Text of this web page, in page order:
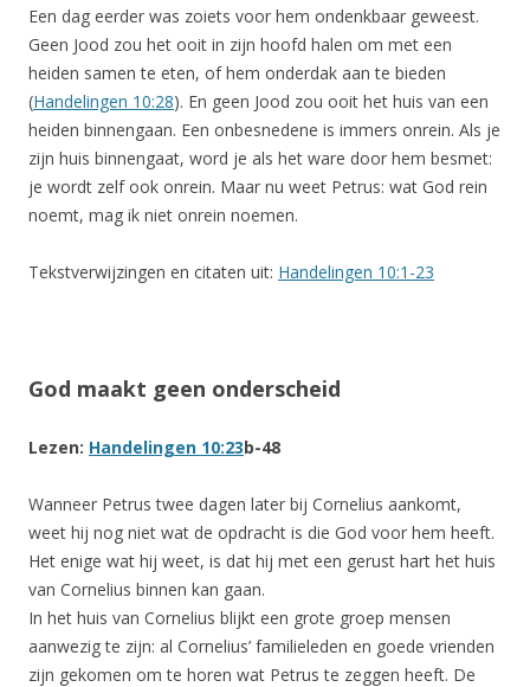
Een dag eerder was zoiets voor hem ondenkbaar geweest.
Geen Jood zou het ooit in zijn hoofd halen om met een
heiden samen te eten, of hem onderdak aan te bieden
(Handelingen 10:28). En geen Jood zou ooit het huis van een
heiden binnengaan. Een onbesnedene is immers onrein. Als je
zijn huis binnengaat, word je als het ware door hem besmet:
je wordt zelf ook onrein. Maar nu weet Petrus: wat God rein
noemt, mag ik niet onrein noemen.
Tekstverwijzingen en citaten uit: Handelingen 10:1-23
God maakt geen onderscheid
Lezen: Handelingen 10:23b-48
Wanneer Petrus twee dagen later bij Cornelius aankomt,
weet hij nog niet wat de opdracht is die God voor hem heeft.
Het enige wat hij weet, is dat hij met een gerust hart het huis
van Cornelius binnen kan gaan.
In het huis van Cornelius blijkt een grote groep mensen
aanwezig te zijn: al Cornelius’ familieleden en goede vrienden
zijn gekomen om te horen wat Petrus te zeggen heeft. De